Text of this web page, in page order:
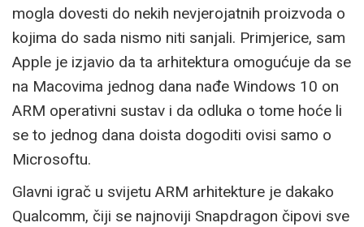
mogla dovesti do nekih nevjerojatnih proizvoda o
kojima do sada nismo niti sanjali. Primjerice, sam
Apple je izjavio da ta arhitektura omogućuje da se
na Macovima jednog dana nađe Windows 10 on
ARM operativni sustav i da odluka o tome hoće li
se to jednog dana doista dogoditi ovisi samo o
Microsoftu.
Glavni igrač u svijetu ARM arhitekture je dakako
Qualcomm, čiji se najnoviji Snapdragon čipovi sve